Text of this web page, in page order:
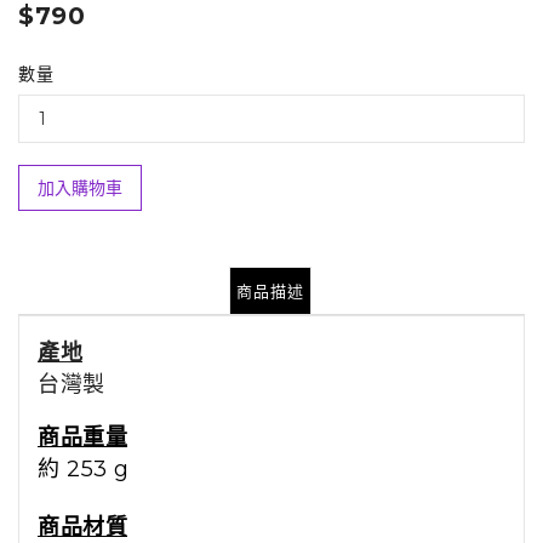
$790
數量
加入購物車
商品描述
產地
台灣製
商品重量
約 253 g
商品材質